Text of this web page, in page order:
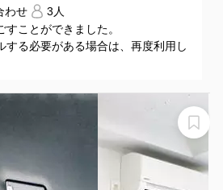
わせ
3人
ことができました。
する必要がある場合は、再度利用し
原宿至近！特別価格!! 自分だけ
！ Youtube撮影OK! 勉強会/打